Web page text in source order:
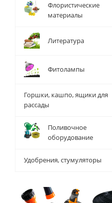
Флористические
материалы
Литература
Фитолампы
Горшки, кашпо, ящики для
рассады
Поливочное
оборудование
Удобрения, стумуляторы